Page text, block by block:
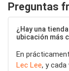
Preguntas
¿Hay una tienda
ubicación más
En
Lec Lee, y